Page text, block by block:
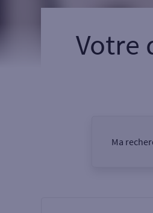
Votre
Ma